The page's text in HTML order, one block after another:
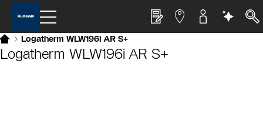
Logatherm WLW196i AR S+
Logatherm WLW196i AR S+